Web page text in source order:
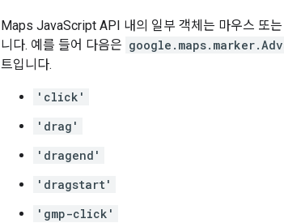
Maps JavaScript API 내의 일부 객체는 마우스 또
니다. 예를 들어 다음은
트입니다.
'click'
'drag'
'dragend'
'dragstart'
'gmp-click'